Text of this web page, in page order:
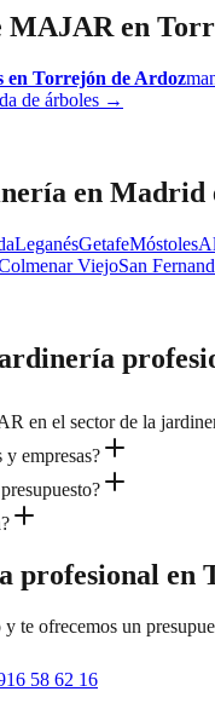
MAJAR en
en Torrejón de Ardoz
de árboles →
en Madrid
LeganésGetafeMóstoles
ViejoSan
en el sector de la
y empresas?
profesional en
te ofrecemos un
58 62 16